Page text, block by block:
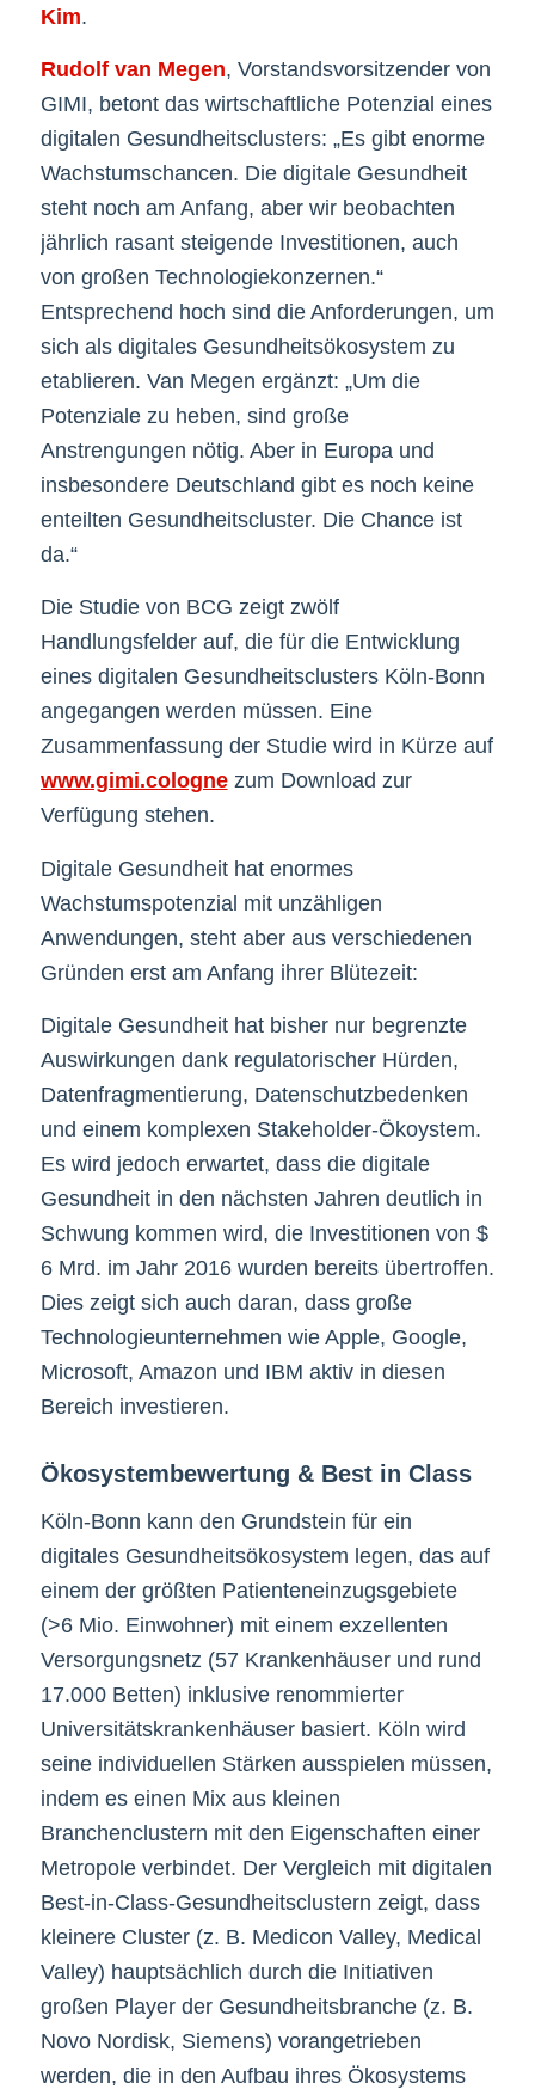
Kim.
Rudolf van Megen, Vorstandsvorsitzender von
GIMI, betont das wirtschaftliche Potenzial eines
digitalen Gesundheitsclusters: „Es gibt enorme
Wachstumschancen. Die digitale Gesundheit
steht noch am Anfang, aber wir beobachten
jährlich rasant steigende Investitionen, auch
von großen Technologiekonzernen.“
Entsprechend hoch sind die Anforderungen, um
sich als digitales Gesundheitsökosystem zu
etablieren. Van Megen ergänzt: „Um die
Potenziale zu heben, sind große
Anstrengungen nötig. Aber in Europa und
insbesondere Deutschland gibt es noch keine
enteilten Gesundheitscluster. Die Chance ist
da.“
Die Studie von BCG zeigt zwölf
Handlungsfelder auf, die für die Entwicklung
eines digitalen Gesundheitsclusters Köln-Bonn
angegangen werden müssen. Eine
Zusammenfassung der Studie wird in Kürze auf
www.gimi.colognezum Download zur
Verfügung stehen.
Digitale Gesundheit hat enormes
Wachstumspotenzial mit unzähligen
Anwendungen, steht aber aus verschiedenen
Gründen erst am Anfang ihrer Blütezeit:
Digitale Gesundheit hat bisher nur begrenzte
Auswirkungen dank regulatorischer Hürden,
Datenfragmentierung, Datenschutzbedenken
und einem komplexen Stakeholder-Ökoystem.
Es wird jedoch erwartet, dass die digitale
Gesundheit in den nächsten Jahren deutlich in
Schwung kommen wird, die Investitionen von $
6 Mrd. im Jahr 2016 wurden bereits übertroffen.
Dies zeigt sich auch daran, dass große
Technologieunternehmen wie Apple, Google,
Microsoft, Amazon und IBM aktiv in diesen
Bereich investieren.
Ökosystembewertung & Best in Class
Köln-Bonn kann den Grundstein für ein
digitales Gesundheitsökosystem legen, das auf
einem der größten Patienteneinzugsgebiete
(>6 Mio. Einwohner) mit einem exzellenten
Versorgungsnetz (57 Krankenhäuser und rund
17.000 Betten) inklusive renommierter
Universitätskrankenhäuser basiert. Köln wird
seine individuellen Stärken ausspielen müssen,
indem es einen Mix aus kleinen
Branchenclustern mit den Eigenschaften einer
Metropole verbindet. Der Vergleich mit digitalen
Best-in-Class-Gesundheitsclustern zeigt, dass
kleinere Cluster (z. B. Medicon Valley, Medical
Valley) hauptsächlich durch die Initiativen
großen Player der Gesundheitsbranche (z. B.
Novo Nordisk, Siemens) vorangetrieben
werden, die in den Aufbau ihres Ökosystems